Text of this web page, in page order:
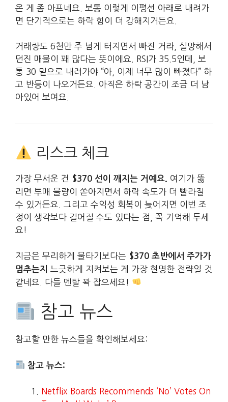
온 게 좀 아프네요. 보통 이렇게 이평선 아래로 내려가
면 단기적으로는 하락 힘이 더 강해지거든요.
거래량도 6천만 주 넘게 터지면서 빠진 거라, 실망해서
던진 매물이 꽤 많다는 뜻이에요. RSI가 35.5인데, 보
통 30 밑으로 내려가야 “아, 이제 너무 많이 빠졌다” 하
고 반등이 나오거든요. 아직은 하락 공간이 조금 더 남
아있어 보여요.
리스크 체크
가장 무서운 건 $370 선이 깨지는 거예요. 여기가 뚫
리면 투매 물량이 쏟아지면서 하락 속도가 더 빨라질
수 있거든요. 그리고 수익성 회복이 늦어지면 이번 조
정이 생각보다 길어질 수도 있다는 점, 꼭 기억해 두세
요!
지금은 무리하게 물타기보다는 $370 초반에서 주가가
멈추는지
느긋하게 지켜보는 게 가장 현명한 전략일 것
같네요. 다들 멘탈 꽉 잡으세요!
참고 뉴스
참고할 만한 뉴스들을 확인해보세요:
참고 뉴스:
Netflix Boards Recommends ‘No’ Votes On